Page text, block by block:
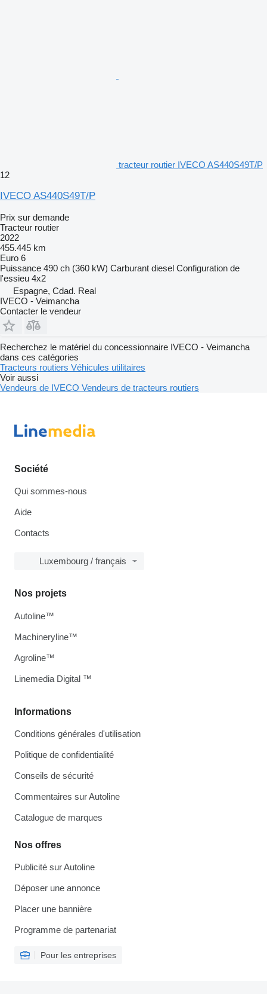
tracteur routier IVECO AS440S49T/P
12
IVECO AS440S49T/P
Prix sur demande
Tracteur routier
2022
455.445 km
Euro 6
Puissance 490 ch (360 kW) Carburant diesel Configuration de
l'essieu 4x2
Espagne, Cdad. Real
IVECO - Veimancha
Contacter le vendeur
Recherchez le matériel du concessionnaire IVECO - Veimancha
dans ces catégories
Tracteurs routiers Véhicules utilitaires
Voir aussi
Vendeurs de IVECO Vendeurs de tracteurs routiers
Société
Qui sommes-nous
Aide
Contacts
Luxembourg / français
Informations
Conditions générales d'utilisation
Politique de confidentialité
Conseils de sécurité
Commentaires sur Autoline
Catalogue de marques
Nos offres
Publicité sur Autoline
Déposer une annonce
Placer une bannière
Programme de partenariat
Pour les entreprises
Nos projets
Autoline™
Machineryline™
Agroline™
Linemedia Digital ™